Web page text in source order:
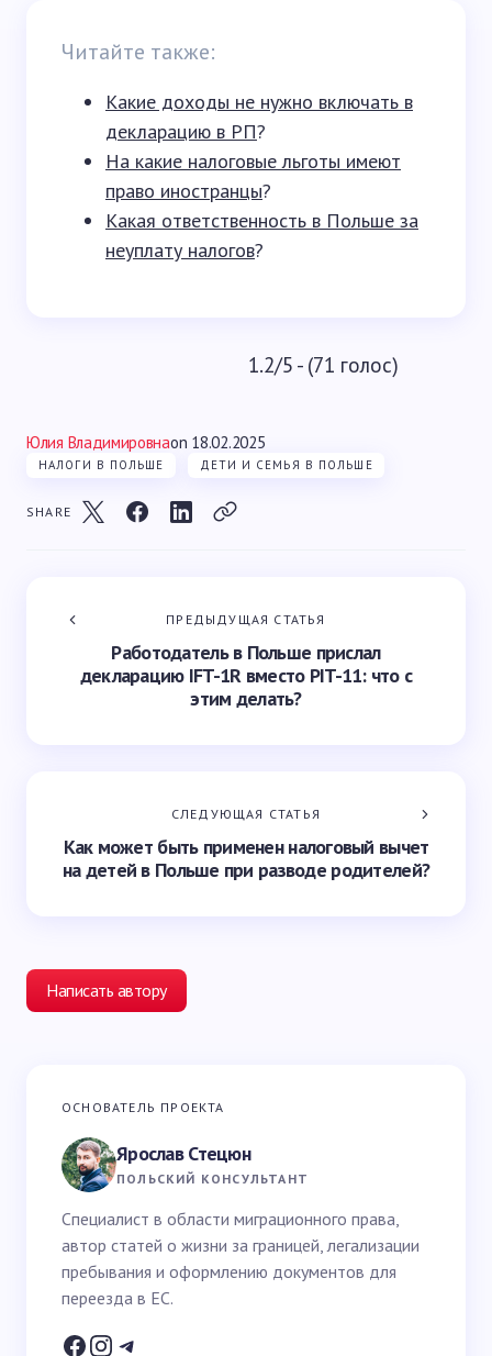
Читайте также:
Какие доходы не нужно включать в
декларацию в РП?
На какие налоговые льготы имеют
право иностранцы?
Какая ответственность в Польше за
неуплату налогов?
1.2/5 - (71 голос)
Юлия Владимировнаon 18.02.2025
НАЛОГИ В ПОЛЬШЕ ДЕТИ И СЕМЬЯ В ПОЛЬШЕ
SHARE
ПРЕДЫДУЩАЯ СТАТЬЯ
Работодатель в Польше прислал
декларацию IFT-1R вместо PIT-11: что с
этим делать?
СЛЕДУЮЩАЯ СТАТЬЯ
Как может быть применен налоговый вычет
на детей в Польше при разводе родителей?
Написать автору
Ваш адрес email не будет опубликован.
Ваш вопрос *
Ваше имя *
Email *
ОСНОВАТЕЛЬ ПРОЕКТА
Ярослав Стецюн
ПОЛЬСКИЙ КОНСУЛЬТАНТ
Специалист в области миграционного права,
автор статей о жизни за границей, легализации
пребывания и оформлению документов для
переезда в ЕС.